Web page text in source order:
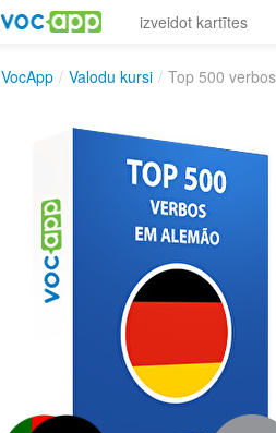
izveidot kartītes
VocApp / Valodu kursi / Top 500